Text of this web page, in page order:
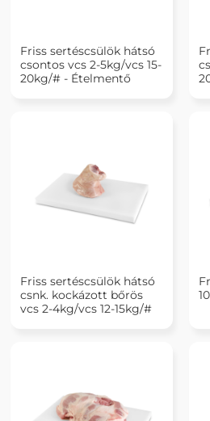
Friss sertéscsülök hátsó
csontos vcs 2-5kg/vcs 15-
20kg/# - Ételmentő
Friss sertéscsülök hátsó
csnk. kockázott bőrös
vcs 2-4kg/vcs 12-15kg/#